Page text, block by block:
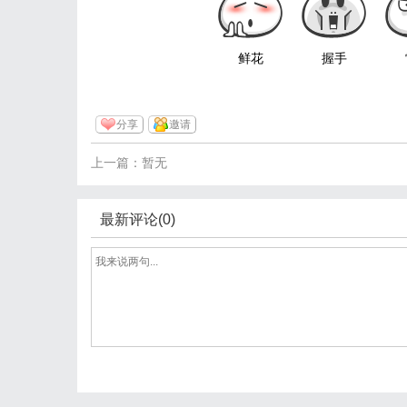
鲜花 握手
分享 邀请
上一篇：暂无
最新评论(0)